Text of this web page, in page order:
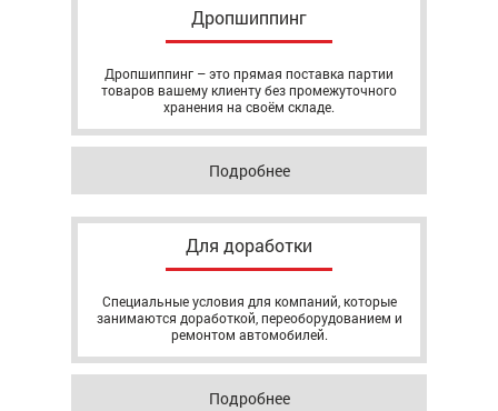
Дропшиппинг
Дропшиппинг – это прямая поставка партии
товаров вашему клиенту без промежуточного
хранения на своём складе.
Подробнее
Для доработки
Специальные условия для компаний, которые
занимаются доработкой, переоборудованием и
ремонтом автомобилей.
Подробнее